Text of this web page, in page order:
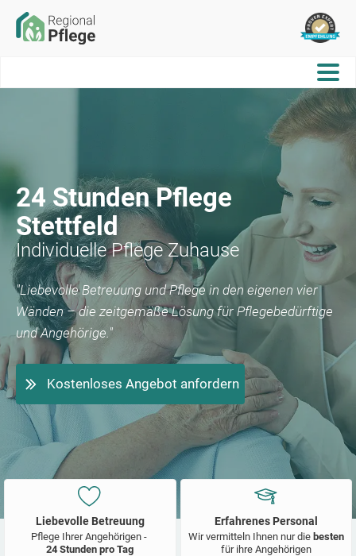
24 Stunden Pflege
Stettfeld
Individuelle Pflege Zuhause
"Liebevolle Betreuung und Pflege in den eigenen vier
Wänden – die zeitgemäße Lösung für Pflegebedürftige
und Angehörige."
Kostenloses Angebot anfordern
Liebevolle Betreuung
Pflege Ihrer Angehörigen -
24 Stunden pro Tag
Erfahrenes Personal
Wir vermitteln Ihnen nur die besten
für ihre Angehörigen